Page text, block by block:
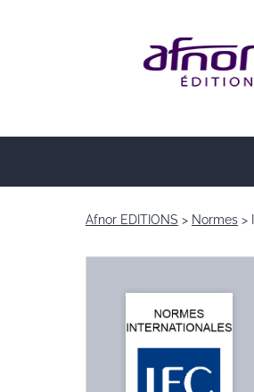
Afnor EDITIONS Normes